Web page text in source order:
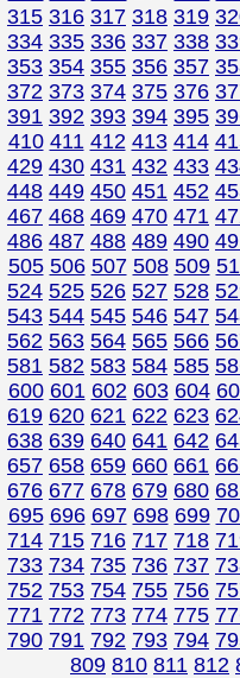
315 316 317 318 319
334 335 336 337 338
353 354 355 356 357
372 373 374 375 376
391 392 393 394 395
410 411 412 413 414
429 430 431 432 433
448 449 450 451 452
467 468 469 470 471
486 487 488 489 490
505 506 507 508 509
524 525 526 527 528
543 544 545 546 547
562 563 564 565 566
581 582 583 584 585
600 601 602 603 604
619 620 621 622 623
638 639 640 641 642
657 658 659 660 661
676 677 678 679 680
695 696 697 698 699
714 715 716 717 718
733 734 735 736 737
752 753 754 755 756
771 772 773 774 775
790 791 792 793 794
809 810 811 812